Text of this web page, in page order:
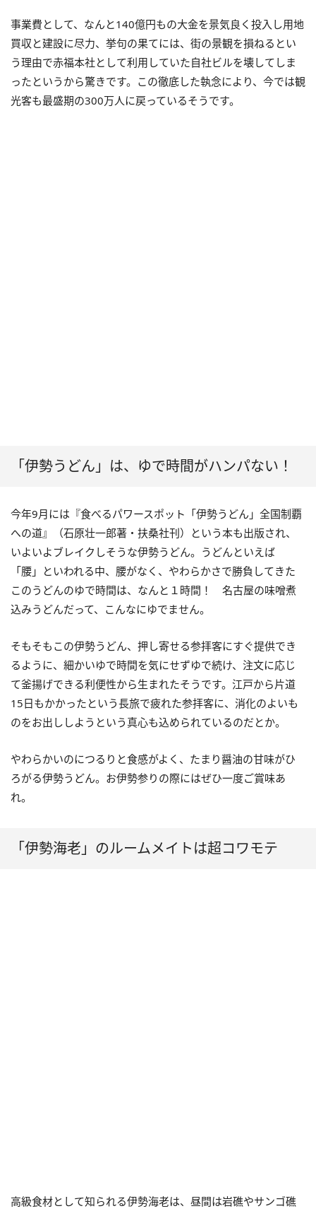
事業費として、なんと140億円もの大金を景気良く投入し用地
買収と建設に尽力、挙句の果てには、街の景観を損ねるとい
う理由で赤福本社として利用していた自社ビルを壊してしま
ったというから驚きです。この徹底した執念により、今では観
光客も最盛期の300万人に戻っているそうです。
「伊勢うどん」は、ゆで時間がハンパない！
今年9月には『食べるパワースポット「伊勢うどん」全国制覇
への道』（石原壮一郎著・扶桑社刊）という本も出版され、
いよいよブレイクしそうな伊勢うどん。うどんといえば
「腰」といわれる中、腰がなく、やわらかさで勝負してきた
このうどんのゆで時間は、なんと１時間！ 名古屋の味噌煮
込みうどんだって、こんなにゆでません。
そもそもこの伊勢うどん、押し寄せる参拝客にすぐ提供でき
るように、細かいゆで時間を気にせずゆで続け、注文に応じ
て釜揚げできる利便性から生まれたそうです。江戸から片道
15日もかかったという長旅で疲れた参拝客に、消化のよいも
のをお出ししようという真心も込められているのだとか。
やわらかいのにつるりと食感がよく、たまり醤油の甘味がひ
ろがる伊勢うどん。お伊勢参りの際にはぜひ一度ご賞味あ
れ。
「伊勢海老」のルームメイトは超コワモテ
高級食材として知られる伊勢海老は、昼間は岩礁やサンゴ礁